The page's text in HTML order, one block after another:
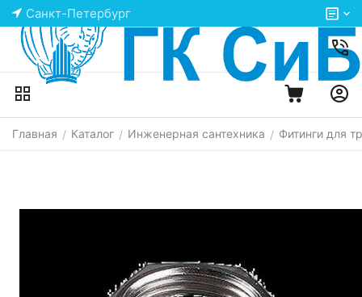
Санкт-Петербург
Главная / Каталог / Инженерная сантехника / Фитинги для